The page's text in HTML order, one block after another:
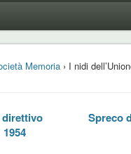
Memoria› I nidi
Spreco